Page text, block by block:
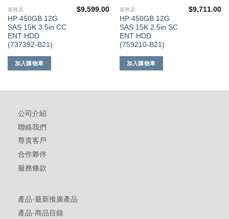
服務器
HP 450GB 12G
SAS 15K 3.5in CC
ENT HDD
(737392-B21)
$9,599.00
加入購物車
服務器
HP 450GB 12G
SAS 15K 2.5in SC
ENT HDD
(759210-B21)
$9,711.00
加入購物車
公司介紹
聯絡我們
尊貴客戶
合作夥伴
服務條款
產品-最新推廣產品
產品-商品目錄